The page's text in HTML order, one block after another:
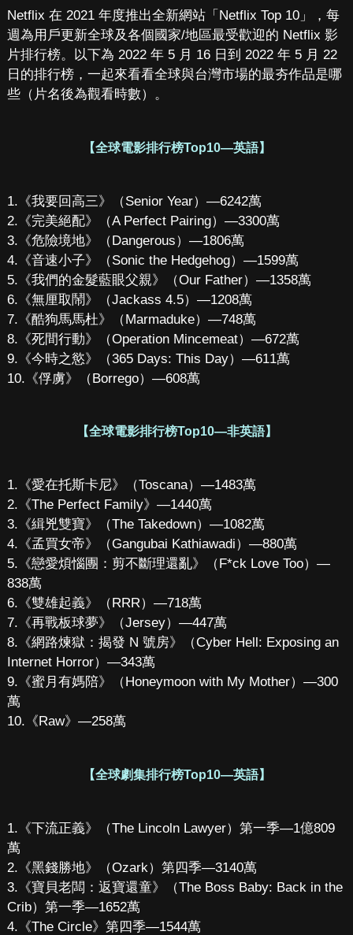
Netflix 在 2021 年度推出全新網站「Netflix Top 10」，每
週為用戶更新全球及各個國家/地區最受歡迎的 Netflix 影
片排行榜。以下為 2022 年 5 月 16 日到 2022 年 5 月 22
日的排行榜，一起來看看全球與台灣市場的最夯作品是哪
些（片名後為觀看時數）。
【全球電影排行榜Top10—英語】
1.《我要回高三》（Senior Year）—6242萬
2.《完美絕配》（A Perfect Pairing）—3300萬
3.《危險境地》（Dangerous）—1806萬
4.《音速小子》（Sonic the Hedgehog）—1599萬
5.《我們的金髮藍眼父親》（Our Father）—1358萬
6.《無厘取鬧》（Jackass 4.5）—1208萬
7.《酷狗馬馬杜》（Marmaduke）—748萬
8.《死間行動》（Operation Mincemeat）—672萬
9.《今時之慾》（365 Days: This Day）—611萬
10.《俘虜》（Borrego）—608萬
【全球電影排行榜Top10—非英語】
1.《愛在托斯卡尼》（Toscana）—1483萬
2.《The Perfect Family》—1440萬
3.《緝兇雙寶》（The Takedown）—1082萬
4.《孟買女帝》（Gangubai Kathiawadi）—880萬
5.《戀愛煩惱團：剪不斷理還亂》（F*ck Love Too）—
838萬
6.《雙雄起義》（RRR）—718萬
7.《再戰板球夢》（Jersey）—447萬
8.《網路煉獄：揭發 N 號房》（Cyber Hell: Exposing an
Internet Horror）—343萬
9.《蜜月有媽陪》（Honeymoon with My Mother）—300
萬
10.《Raw》—258萬
【全球劇集排行榜Top10—英語】
1.《下流正義》（The Lincoln Lawyer）第一季—1億809
萬
2.《黑錢勝地》（Ozark）第四季—3140萬
3.《寶貝老闆：返寶還童》（The Boss Baby: Back in the
Crib）第一季—1652萬
4.《The Circle》第四季—1544萬